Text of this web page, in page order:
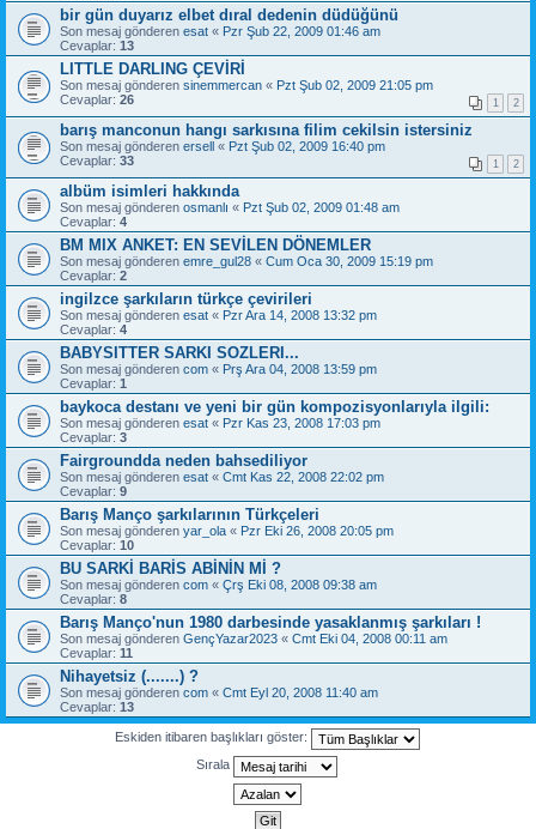
bir gün duyarız elbet dıral dedenin düdüğünü
Son mesaj gönderen esat « Pzr Şub 22, 2009 01:46 am
Cevaplar: 13
LITTLE DARLING ÇEVİRİ
Son mesaj gönderen sinemmercan « Pzt Şub 02, 2009 21:05 pm
Cevaplar: 26 1 2
barış manconun hangı sarkısına filim cekilsin istersiniz
Son mesaj gönderen ersell « Pzt Şub 02, 2009 16:40 pm
Cevaplar: 33 1 2
albüm isimleri hakkında
Son mesaj gönderen osmanlı « Pzt Şub 02, 2009 01:48 am
Cevaplar: 4
BM MIX ANKET: EN SEVİLEN DÖNEMLER
Son mesaj gönderen emre_gul28 « Cum Oca 30, 2009 15:19 pm
Cevaplar: 2
ingilzce şarkıların türkçe çevirileri
Son mesaj gönderen esat « Pzr Ara 14, 2008 13:32 pm
Cevaplar: 4
BABYSITTER SARKI SOZLERI...
Son mesaj gönderen com « Prş Ara 04, 2008 13:59 pm
Cevaplar: 1
baykoca destanı ve yeni bir gün kompozisyonlarıyla ilgili:
Son mesaj gönderen esat « Pzr Kas 23, 2008 17:03 pm
Cevaplar: 3
Fairgroundda neden bahsediliyor
Son mesaj gönderen esat « Cmt Kas 22, 2008 22:02 pm
Cevaplar: 9
Barış Manço şarkılarının Türkçeleri
Son mesaj gönderen yar_ola « Pzr Eki 26, 2008 20:05 pm
Cevaplar: 10
BU SARKİ BARİS ABİNİN Mİ ?
Son mesaj gönderen com « Çrş Eki 08, 2008 09:38 am
Cevaplar: 8
Barış Manço'nun 1980 darbesinde yasaklanmış şarkıları !
Son mesaj gönderen GençYazar2023 « Cmt Eki 04, 2008 00:11 am
Cevaplar: 11
Nihayetsiz (.......) ?
Son mesaj gönderen com « Cmt Eyl 20, 2008 11:40 am
Cevaplar: 13
Eskiden itibaren başlıkları göster:
Sırala